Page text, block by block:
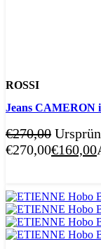
ROSSI
Jeans CAMERON
€270,00
€270,00€160,00